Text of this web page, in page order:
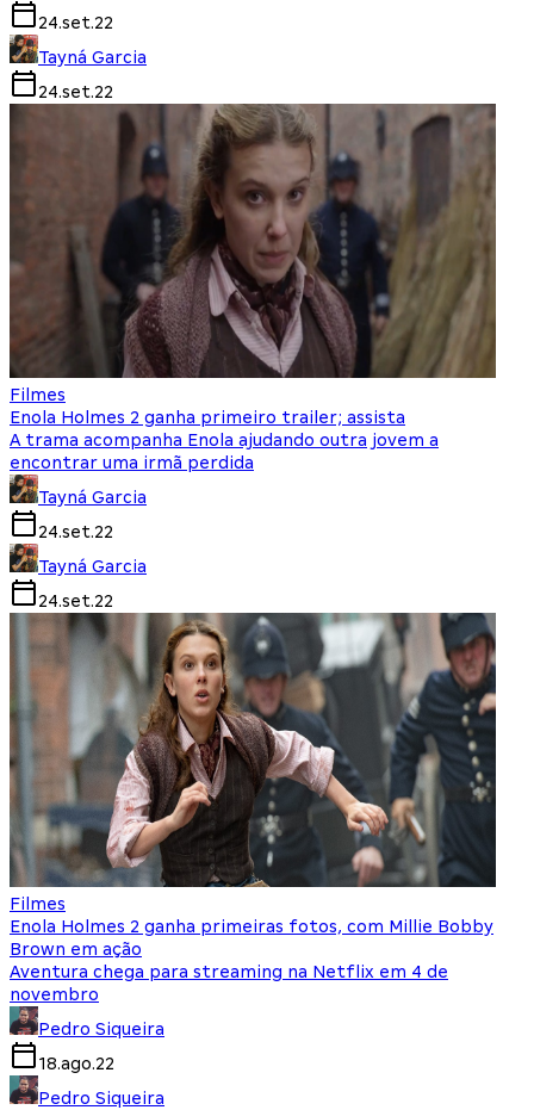
24.set.22
Tayná Garcia
24.set.22
Filmes
Enola Holmes 2 ganha primeiro trailer; assista
A trama acompanha Enola ajudando outra jovem a
encontrar uma irmã perdida
Tayná Garcia
24.set.22
Tayná Garcia
24.set.22
Filmes
Enola Holmes 2 ganha primeiras fotos, com Millie Bobby
Brown em ação
Aventura chega para streaming na Netflix em 4 de
novembro
Pedro Siqueira
18.ago.22
Pedro Siqueira